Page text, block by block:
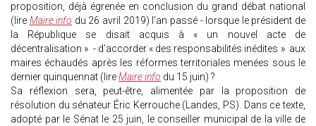
proposition, déjà égrenée en conclusion du grand débat national
(lire Maire info du 26 avril 2019) l’an passé - lorsque le président de
la République se disait acquis à « un nouvel acte de
décentralisation » - d’accorder « des responsabilités inédites » aux
maires échaudés après les réformes territoriales menées sous le
dernier quinquennat (lireMaire info du 15 juin) ?
Sa réflexion sera, peut-être, alimentée par la proposition de
résolution du sénateur Éric Kerrouche (Landes, PS). Dans ce texte,
adopté par le Sénat le 25 juin, le conseiller municipal de la ville de